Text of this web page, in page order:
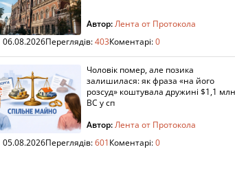
Автор:Лента от Протокола
06.08.2026Переглядів:403Коментарі:0
Чоловік помер, але позика
залишилася: як фраза «на його
розсуд» коштувала дружині $1,1
ВС у сп
Автор:Лента от Протокола
05.08.2026Переглядів:601Коментарі:0